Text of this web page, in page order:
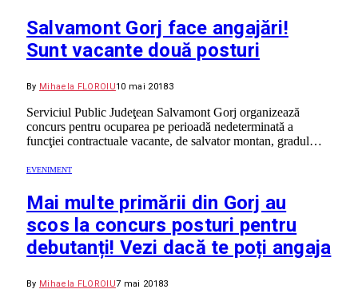
Salvamont Gorj face angajări!
Sunt vacante două posturi
By Mihaela FLOROIU10 mai 20183
Serviciul Public Judeţean Salvamont Gorj organizează
concurs pentru ocuparea pe perioadă nedeterminată a
funcţiei contractuale vacante, de salvator montan, gradul…
EVENIMENT
Mai multe primării din Gorj au
scos la concurs posturi pentru
debutanți! Vezi dacă te poți angaja
By Mihaela FLOROIU7 mai 20183